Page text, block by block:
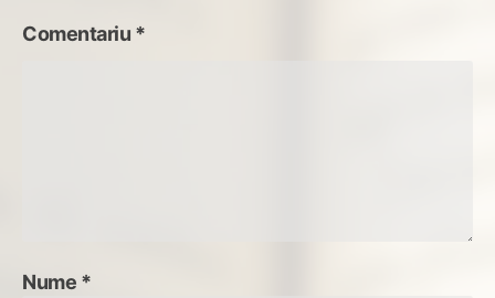
Comentariu *
Nume *